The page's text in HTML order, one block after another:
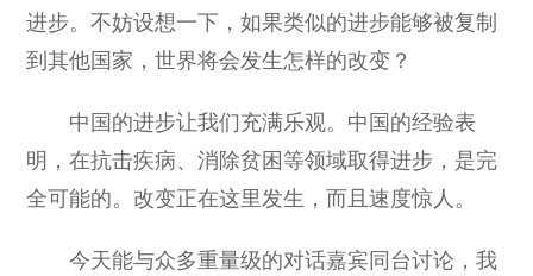
进步。不妨设想一下，如果类似的进步能够被复制
到其他国家，世界将会发生怎样的改变？
中国的进步让我们充满乐观。中国的经验表
明，在抗击疾病、消除贫困等领域取得进步，是完
全可能的。改变正在这里发生，而且速度惊人。
今天能与众多重量级的对话嘉宾同台讨论，我